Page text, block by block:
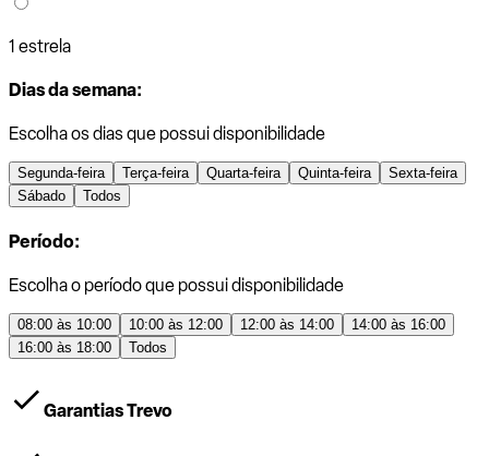
1 estrela
Dias da semana:
Escolha os dias que possui disponibilidade
Segunda-feira Terça-feira Quarta-feira Quinta-feira
Sexta-feira
Sábado
Todos
Período:
Escolha o período que possui disponibilidade
08:00 às 10:00 10:00 às 12:00 12:00 às 14:00
14:00 às 16:00
16:00 às 18:00
Todos
Garantias Trevo